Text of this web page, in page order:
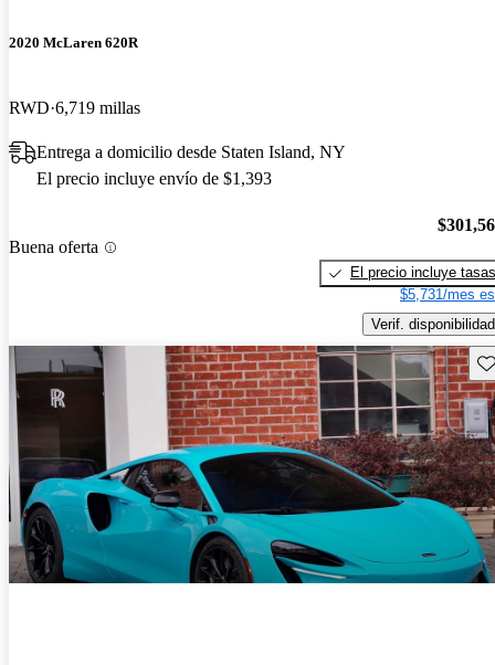
2020 McLaren 620R
RWD 6,719 millas
Entrega a domicilio desde Staten Island, NY
El precio incluye envío de $1,393
Buena oferta
El precio incluye tasas
$5,731/mes
Verif. disponibilidad